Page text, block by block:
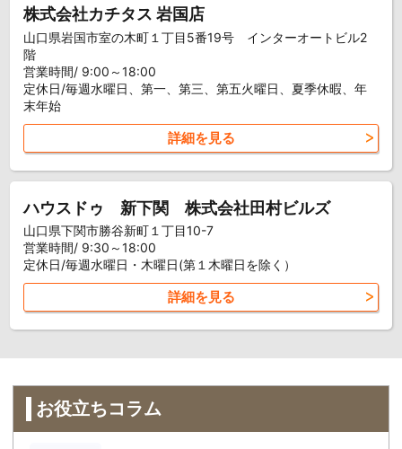
株式会社カチタス 岩国店
山口県岩国市室の木町１丁目5番19号 インターオートビル2
階
営業時間/ 9:00～18:00
定休日/毎週水曜日、第一、第三、第五火曜日、夏季休暇、年
末年始
詳細を見る
ハウスドゥ 新下関 株式会社田村ビルズ
山口県下関市勝谷新町１丁目10-7
営業時間/ 9:30～18:00
定休日/毎週水曜日・木曜日(第１木曜日を除く）
詳細を見る
お役立ちコラム